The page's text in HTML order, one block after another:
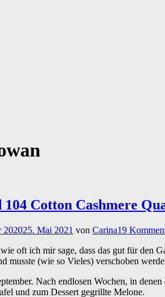
Cotton Cashmere
202025. Mai 2021 von Carina19
oft ich mir sage, dass das gut für den
musste (wie so Vieles) verschoben
Nach endlosen Wochen, in
und zum Dessert gegrillte Melone.